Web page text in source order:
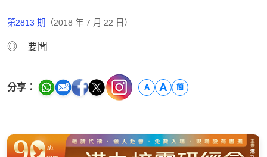
第2813 期 （2018 年 7 月 22 日）
◎ 要聞
分享： A A 簡